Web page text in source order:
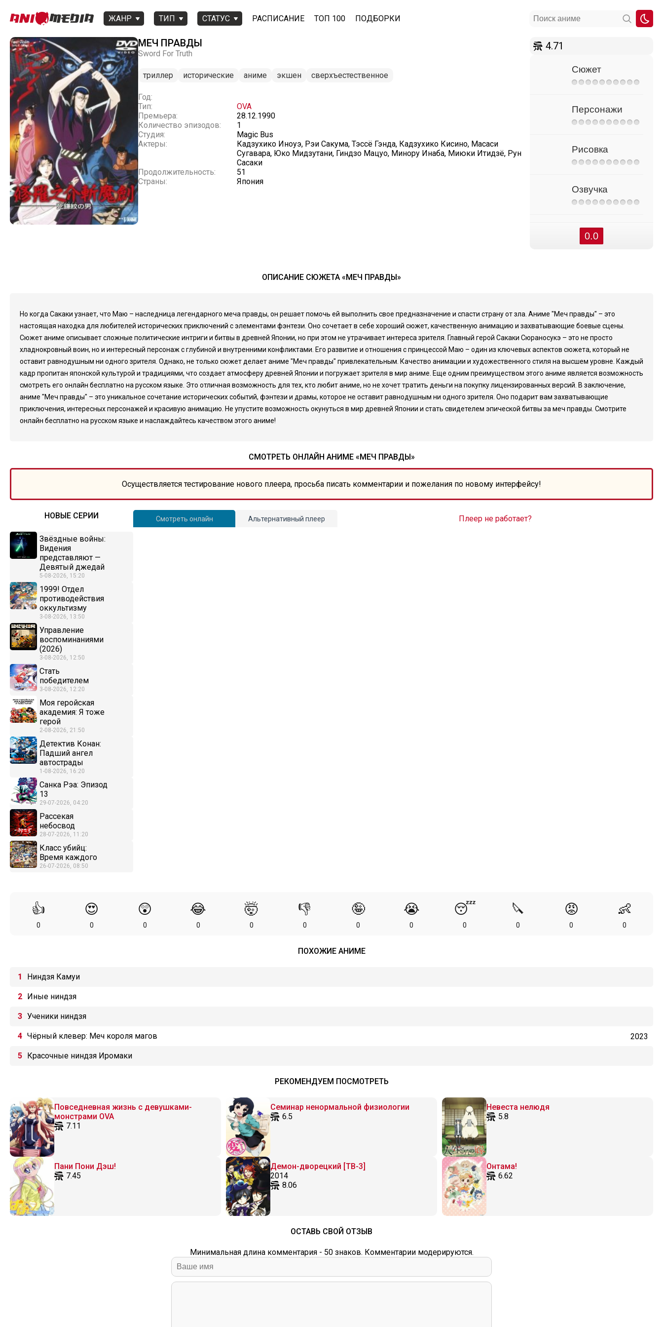
ЖАНР ТИП СТАТУС РАСПИСАНИЕ ТОП 100 ПОДБОРКИ
МЕЧ ПРАВДЫ
Sword For Truth
триллер исторические аниме экшен сверхъестественное
Год:
Тип:
OVA
Премьера:
28.12.1990
Количество эпизодов:
1
Студия:
Magic Bus
Актеры:
Кадзухико Иноуэ, Рэи Сакума, Тэссё Гэнда, Кадзухико Кисино, Масаси
Сугавара, Юко Мидзутани, Гиндзо Мацуо, Минору Инаба, Миюки Итидзё, Рун
Сасаки
Продолжительность:
51
Страны:
Япония
4.71
Сюжет
Персонажи
Рисовка
Озвучка
0.0
ОПИСАНИЕ СЮЖЕТА «МЕЧ ПРАВДЫ»
Но когда Сакаки узнает, что Маю – наследница легендарного меча правды, он решает помочь ей выполнить свое предназначение и спасти страну от зла. Аниме "Меч правды" – это
настоящая находка для любителей исторических приключений с элементами фэнтези. Оно сочетает в себе хороший сюжет, качественную анимацию и захватывающие боевые сцены.
Сюжет аниме описывает сложные политические интриги и битвы в древней Японии, но при этом не утрачивает интереса зрителя. Главный герой Сакаки Сюраносукэ – это не просто
хладнокровный воин, но и интересный персонаж с глубиной и внутренними конфликтами. Его развитие и отношения с принцессой Маю – один из ключевых аспектов сюжета, который не
оставит равнодушным ни одного зрителя. Однако, не только сюжет делает аниме "Меч правды" привлекательным. Качество анимации и художественного стиля на высшем уровне. Каждый
кадр пропитан японской культурой и традициями, что создает атмосферу древней Японии и погружает зрителя в мир аниме. Еще одним преимуществом этого аниме является возможность
смотреть его онлайн бесплатно на русском языке. Это отличная возможность для тех, кто любит аниме, но не хочет тратить деньги на покупку лицензированных версий. В заключение,
аниме "Меч правды" – это уникальное сочетание исторических событий, фэнтези и драмы, которое не оставит равнодушным ни одного зрителя. Оно подарит вам захватывающие
приключения, интересных персонажей и красивую анимацию. Не упустите возможность окунуться в мир древней Японии и стать свидетелем эпической битвы за меч правды. Смотрите
онлайн бесплатно на русском языке и наслаждайтесь качеством этого аниме!
СМОТРЕТЬ ОНЛАЙН АНИМЕ «МЕЧ ПРАВДЫ»
Осуществляется тестирование нового плеера, просьба писать комментарии и пожелания по новому интерфейсу!
НОВЫЕ СЕРИИ
Звёздные войны:
Видения
представляют —
Девятый джедай
5-08-2026, 15:20
1999! Отдел
противодействия
оккультизму
3-08-2026, 13:50
Управление
воспоминаниями
(2026)
3-08-2026, 12:50
Стать
победителем
3-08-2026, 12:20
Моя геройская
академия: Я тоже
герой
2-08-2026, 21:50
Детектив Конан:
Падший ангел
автострады
1-08-2026, 16:20
Санка Рэа: Эпизод
13
29-07-2026, 04:20
Рассекая
небосвод
28-07-2026, 11:20
Класс убийц:
Время каждого
26-07-2026, 08:50
Смотреть онлайн Альтернативный плеер Плеер не работает?
👍
0
😍
0
😲
0
😂
0
🤯
0
👎
0
🤪
0
😭
0
😴
0
🔪
0
😡
0
👶
0
ПОХОЖИЕ АНИМЕ
Ниндзя Камуи
Иные ниндзя
Ученики ниндзя
Чёрный клевер: Меч короля магов 2023
Красочные ниндзя Иромаки
РЕКОМЕНДУЕМ ПОСМОТРЕТЬ
Повседневная жизнь с девушками-
монстрами OVA
7.11
Семинар ненормальной физиологии
6.5
Невеста нелюдя
5.8
Пани Пони Дэш!
7.45
Демон-дворецкий [ТВ-3]
2014
8.06
Онтама!
6.62
ОСТАВЬ СВОЙ ОТЗЫВ
Минимальная длина комментария - 50 знаков. Комментарии модерируются.